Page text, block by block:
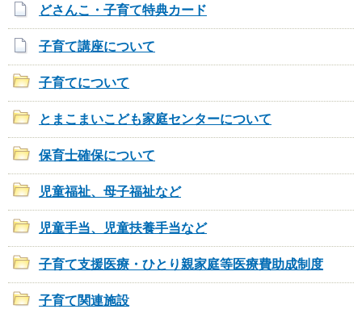
どさんこ・子育て特典カード
子育て講座について
子育てについて
とまこまいこども家庭センターについて
保育士確保について
児童福祉、母子福祉など
児童手当、児童扶養手当など
子育て支援医療・ひとり親家庭等医療費助成制度
子育て関連施設